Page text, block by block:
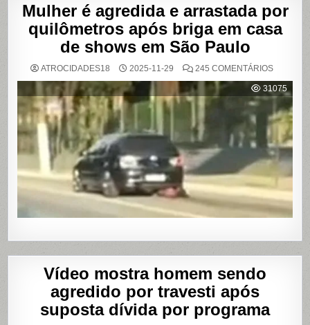
Mulher é agredida e arrastada por
quilômetros após briga em casa
de shows em São Paulo
ATROCIDADES18 2025-11-29 245 COMENTÁRIOSEM
É
E
POR
APÓS
BRIGA
EM
CASA
SHOWS
SÃO
PAULO
31075
Vídeo mostra homem sendo
agredido por travesti após
suposta dívida por programa